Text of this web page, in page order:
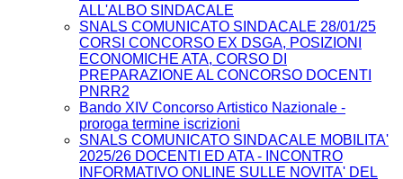
ALL'ALBO SINDACALE
SNALS COMUNICATO SINDACALE 28/01/25
CORSI CONCORSO EX DSGA, POSIZIONI
ECONOMICHE ATA, CORSO DI
PREPARAZIONE AL CONCORSO DOCENTI
PNRR2
Bando XIV Concorso Artistico Nazionale -
proroga termine iscrizioni
SNALS COMUNICATO SINDACALE MOBILITA'
2025/26 DOCENTI ED ATA - INCONTRO
INFORMATIVO ONLINE SULLE NOVITA' DEL